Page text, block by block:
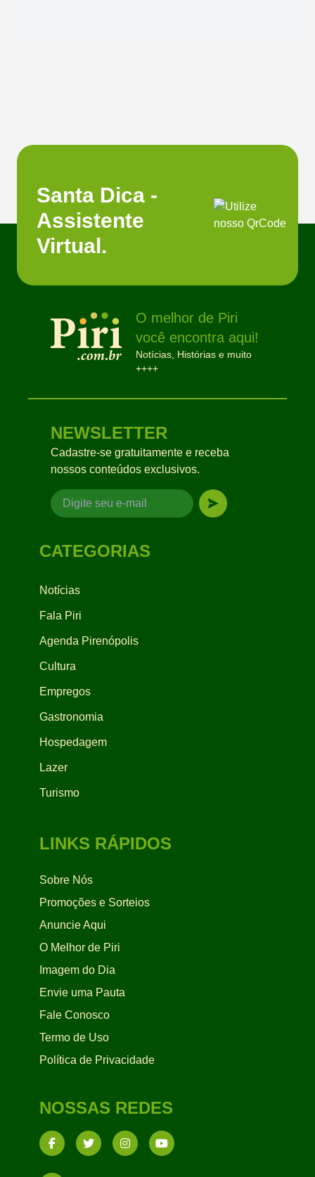
Santa Dica -
Assistente
Virtual.
O melhor de Piri
você encontra aqui!
Notícias, Histórias e muito
++++
NEWSLETTER
Cadastre-se gratuitamente e receba
nossos conteúdos exclusivos.
CATEGORIAS
Notícias
Fala Piri
Agenda Pirenópolis
Cultura
Empregos
Gastronomia
Hospedagem
Lazer
Turismo
LINKS RÁPIDOS
Sobre Nós
Promoções e Sorteios
Anuncie Aqui
O Melhor de Piri
Imagem do Dia
Envie uma Pauta
Fale Conosco
Termo de Uso
Política de Privacidade
NOSSAS REDES